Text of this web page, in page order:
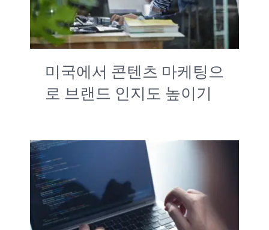
미국에서 콘텐츠 마케팅으
로 브랜드 인지도 높이기